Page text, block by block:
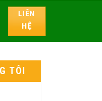
LIÊN
HỆ
TÔI